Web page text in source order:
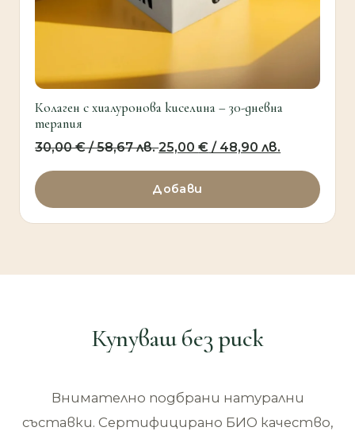
Колаген с хиалуронова киселина – 30-дневна
терапия
30,00€/ 58,67 лв.Original
was:
30,00 €
25,00€ / 48,90 лв.
25,00 €
Добави
Купуваш без риск
Внимателно подбрани натурални
съставки. Сертифицирано БИО качество,